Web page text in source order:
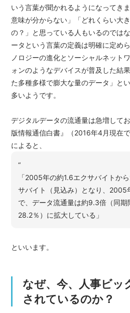
いう言葉が聞かれるようになってき
意味が分からない」「どれくらい大
の？」と思っている人もいるのでは
ータという言葉の定義は明確に定め
ノロジーの進化とソーシャルネット
ォンのようなデバイスが普及した結
た多種多様で膨大な量のデータ」と
多いようです。
デジタルデータの流通量は急増して
版情報通信白書』（2016年4月現在
によると、
“
「2005年の約1.6エクサバイトか
サバイト（見込み）となり、2005
で、データ流通量は約9.3倍（同期
28.2％）に拡大している」
といいます。
なぜ、今、人事ビッ
されているのか？